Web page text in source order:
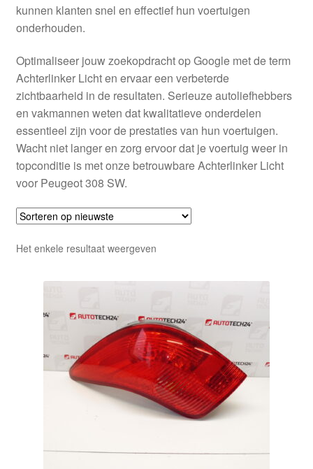
Wereldwijde verzending
Winkelwagen
kunnen klanten snel en effectief hun voertuigen
onderhouden.
Optimaliseer jouw zoekopdracht op Google met de term
Achterlinker Licht en ervaar een verbeterde
zichtbaarheid in de resultaten. Serieuze autoliefhebbers
en vakmannen weten dat kwalitatieve onderdelen
essentieel zijn voor de prestaties van hun voertuigen.
Wacht niet langer en zorg ervoor dat je voertuig weer in
topconditie is met onze betrouwbare Achterlinker Licht
voor Peugeot 308 SW.
Het enkele resultaat weergeven